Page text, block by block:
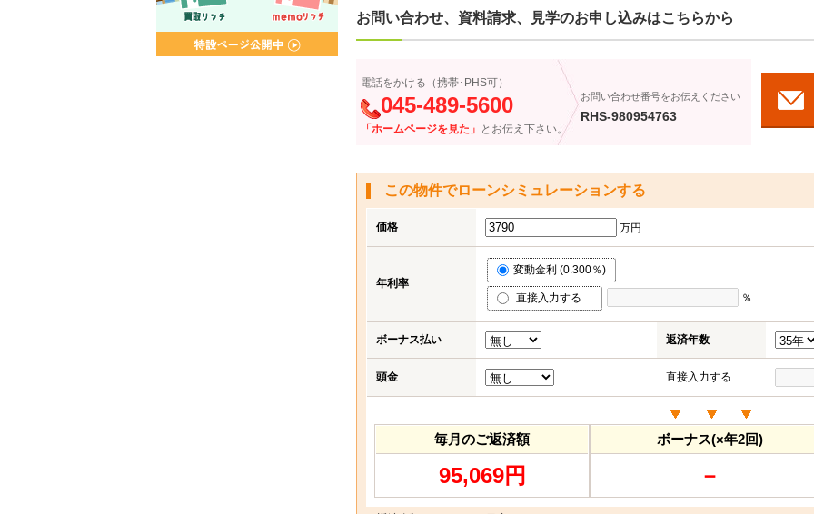
お問い合わせ、資料請求、見学のお申し込みはこちらから
電話をかける（携帯･PHS可）
045-489-5600
「ホームページを見た」 とお伝え下さい。
お問い合わせ番号をお伝えください
RHS-980954763
この物件でローンシミュレーションする
価格 万円
年利率
変動金利 (0.300％)
直接入力する ％
ボーナス払い 返済年数
頭金 直接入力する
毎月のご返済額
95,069円
ボーナス(×年2回)
－